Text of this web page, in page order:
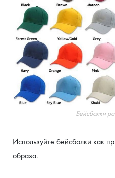
Бейсболки
Используйте бейсболки как
образа.